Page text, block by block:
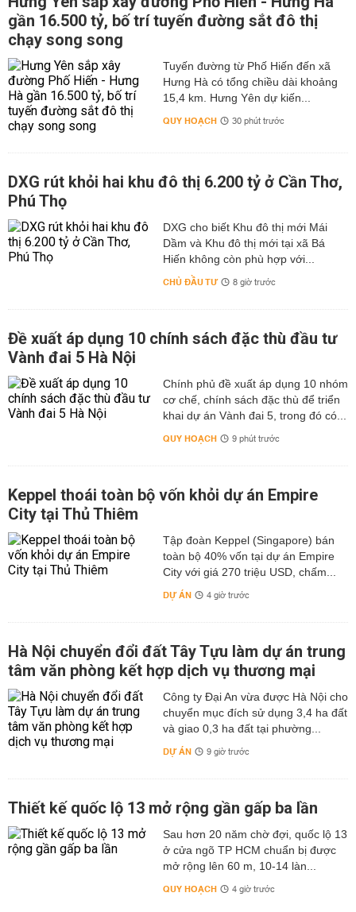
gần 16.500 tỷ, bố trí tuyến đường sắt đô thị
chạy song song
Tuyến đường từ Phố Hiến đến xã
Hưng Hà có tổng chiều dài khoảng
15,4 km. Hưng Yên dự kiến...
QUY HOẠCH 30 phút trước
DXG rút khỏi hai khu đô thị 6.200 tỷ ở Cần Thơ,
Phú Thọ
DXG cho biết Khu đô thị mới Mái
Dầm và Khu đô thị mới tại xã Bá
Hiến không còn phù hợp với...
CHỦ ĐẦU TƯ 8 giờ trước
Đề xuất áp dụng 10 chính sách đặc thù đầu tư
Vành đai 5 Hà Nội
Chính phủ đề xuất áp dụng 10 nhóm
cơ chế, chính sách đặc thù để triển
khai dự án Vành đai 5, trong đó có...
QUY HOẠCH 9 phút trước
Keppel thoái toàn bộ vốn khỏi dự án Empire
City tại Thủ Thiêm
Tập đoàn Keppel (Singapore) bán
toàn bộ 40% vốn tại dự án Empire
City với giá 270 triệu USD, chấm...
DỰ ÁN 4 giờ trước
Hà Nội chuyển đổi đất Tây Tựu làm dự án trung
tâm văn phòng kết hợp dịch vụ thương mại
Công ty Đại An vừa được Hà Nội cho
chuyển mục đích sử dụng 3,4 ha đất
và giao 0,3 ha đất tại phường...
DỰ ÁN 9 giờ trước
Thiết kế quốc lộ 13 mở rộng gần gấp ba lần
Sau hơn 20 năm chờ đợi, quốc lộ 13
ở cửa ngõ TP HCM chuẩn bị được
mở rộng lên 60 m, 10-14 làn...
QUY HOẠCH 4 giờ trước